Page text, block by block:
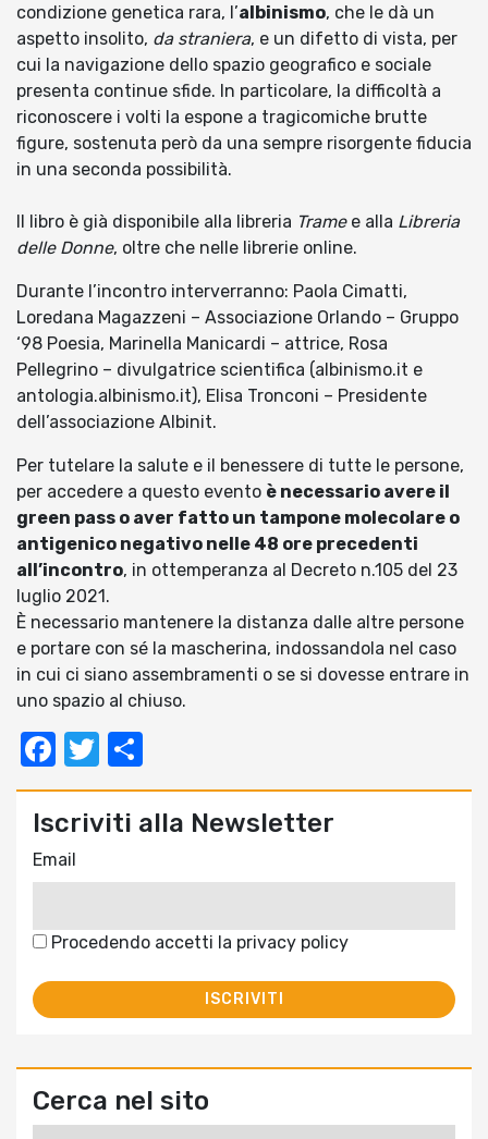
condizione genetica rara, l’albinismo, che le dà un
aspetto insolito, da straniera, e un difetto di vista, per
cui la navigazione dello spazio geografico e sociale
presenta continue sfide. In particolare, la difficoltà a
riconoscere i volti la espone a tragicomiche brutte
figure, sostenuta però da una sempre risorgente fiducia
in una seconda possibilità.
Il libro è già disponibile alla libreria Tramee alla Libreria
delle Donne, oltre che nelle librerie online.
Durante l’incontro interverranno: Paola Cimatti,
Loredana Magazzeni – Associazione Orlando – Gruppo
‘98 Poesia, Marinella Manicardi – attrice, Rosa
Pellegrino – divulgatrice scientifica (albinismo.it e
antologia.albinismo.it), Elisa Tronconi – Presidente
dell’associazione Albinit.
Per tutelare la salute e il benessere di tutte le persone,
per accedere a questo evento è necessario avere il
green pass o aver fatto un tampone molecolare o
antigenico negativo nelle 48 ore precedenti
all’incontro, in ottemperanza al Decreto n.105 del 23
luglio 2021.
È necessario mantenere la distanza dalle altre persone
e portare con sé la mascherina, indossandola nel caso
in cui ci siano assembramenti o se si dovesse entrare in
uno spazio al chiuso.
Facebook
Twitter
Iscriviti alla Newsletter
Email
Procedendo accetti la privacy policy
Cerca nel sito